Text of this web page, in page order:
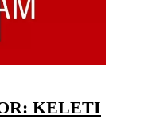
KELETI